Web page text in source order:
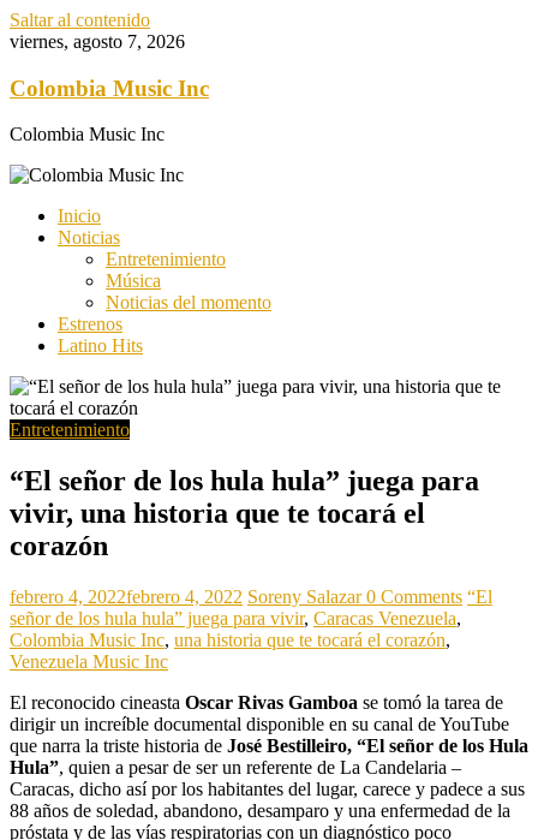
Saltar al contenido
viernes, agosto 7, 2026
Colombia Music Inc
Colombia Music Inc
Inicio
Noticias
Entretenimiento
Música
Noticias del momento
Estrenos
Latino Hits
Entretenimiento
“El señor de los hula hula” juega para
vivir, una historia que te tocará el
corazón
febrero 4, 2022febrero 4, 2022 Soreny Salazar0 Comments “El
señor de los hula hula” juega para vivir, Caracas Venezuela,
Colombia Music Inc, una historia que te tocará el corazón,
Venezuela Music Inc
El reconocido cineasta Oscar Rivas Gamboa se tomó la tarea de
dirigir un increíble documental disponible en su canal de YouTube
que narra la triste historia de José Bestilleiro, “El señor de los Hula
Hula”, quien a pesar de ser un referente de La Candelaria –
Caracas, dicho así por los habitantes del lugar, carece y padece a sus
88 años de soledad, abandono, desamparo y una enfermedad de la
próstata y de las vías respiratorias con un diagnóstico poco